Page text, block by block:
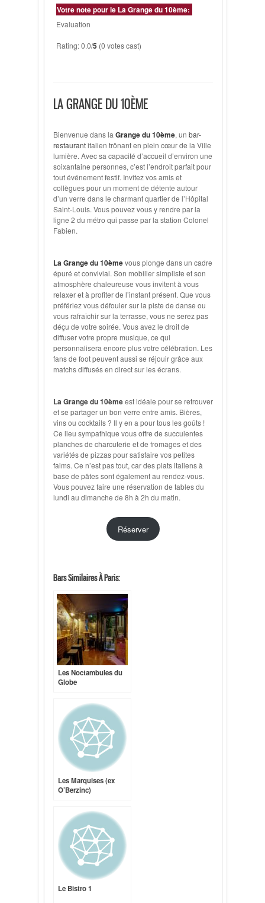
Votre note pour le La Grange du 10ème:
Evaluation
Rating: 0.0/5 (0 votes cast)
LA GRANGE DU 10ÈME
Bienvenue dans la Grange du 10ème, un bar-
restaurantitalien trônant en plein cœur de la Ville
lumière. Avec sa capacité d’accueil d’environ une
soixantaine personnes, c’est l’endroit parfait pour
tout événement festif. Invitez vos amis et
collègues pour un moment de détente autour
d’un verre dans le charmant quartier de l’Hôpital
Saint-Louis. Vous pouvez vous y rendre par la
ligne 2 du métro qui passe par la station Colonel
Fabien.
La Grange du 10èmevous plonge dans un cadre
épuré et convivial. Son mobilier simpliste et son
atmosphère chaleureuse vous invitent à vous
relaxer et à profiter de l’instant présent. Que vous
préfériez vous défouler sur la piste de danse ou
vous rafraîchir sur la terrasse, vous ne serez pas
déçu de votre soirée. Vous avez le droit de
diffuser votre propre musique, ce qui
personnalisera encore plus votre célébration. Les
fans de foot peuvent aussi se réjouir grâce aux
matchs diffusés en direct sur les écrans.
La Grange du 10èmeest idéale pour se retrouver
et se partager un bon verre entre amis. Bières,
vins ou cocktails ? Il y en a pour tous les goûts !
Ce lieu sympathique vous offre de succulentes
planches de charcuterie et de fromages et des
variétés de pizzas pour satisfaire vos petites
faims. Ce n’est pas tout, car des plats italiens à
base de pâtes sont également au rendez-vous.
Vous pouvez faire une réservation de tables du
lundi au dimanche de 8h à 2h du matin.
Réserver
Bars Similaires À Paris:
Les Noctambules du
Globe
Les Marquises (ex
O’Berzinc)
Le Bistro 1